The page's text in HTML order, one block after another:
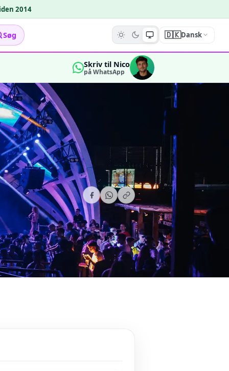
2014
Søg 🇩🇰Dansk
Skriv til Nico
på WhatsApp